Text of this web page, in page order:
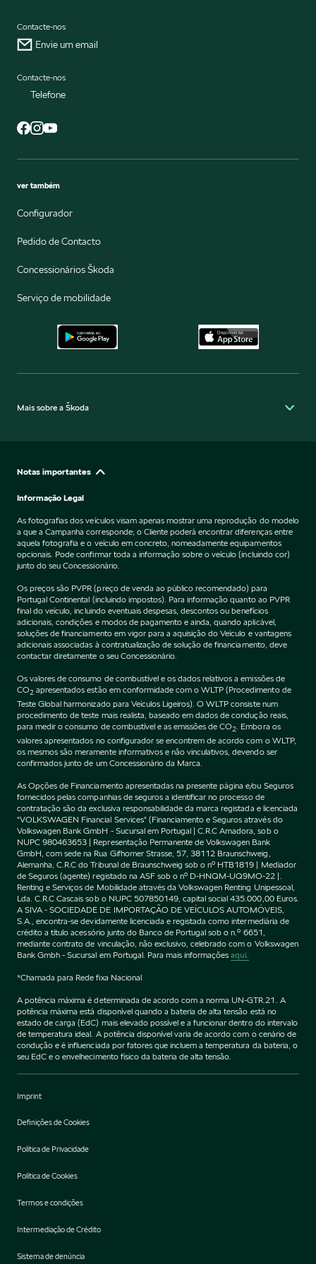
Contacte-nos
Envie um email
Contacte-nos
Telefone
ver também
Configurador
Pedido de Contacto
Concessionários Škoda
Serviço de mobilidade
Mais sobre a Škoda
Notas importantes
Informação Legal
As fotografias dos veículos visam apenas mostrar uma reprodução do modelo
a que a Campanha corresponde; o Cliente poderá encontrar diferenças entre
aquela fotografia e o veículo em concreto, nomeadamente equipamentos
opcionais. Pode confirmar toda a informação sobre o veículo (incluindo cor)
junto do seu Concessionário.
Os preços são PVPR (preço de venda ao público recomendado) para
Portugal Continental (incluindo impostos). Para informação quanto ao PVPR
final do veículo, incluindo eventuais despesas, descontos ou benefícios
adicionais, condições e modos de pagamento e ainda, quando aplicável,
soluções de financiamento em vigor para a aquisição do Veículo e vantagens
adicionais associadas à contratualização de solução de financiamento, deve
contactar diretamente o seu Concessionário.
Os valores de consumo de combustível e os dados relativos a emissões de
CO2 apresentados estão em conformidade com o WLTP (Procedimento de
Teste Global harmonizado para Veículos Ligeiros). O WLTP consiste num
procedimento de teste mais realista, baseado em dados de condução reais,
para medir o consumo de combustível e as emissões de CO2 . Embora os
valores apresentados no configurador se encontrem de acordo com o WLTP,
os mesmos são meramente informativos e não vinculativos, devendo ser
confirmados junto de um Concessionário da Marca.
As Opções de Financiamento apresentadas na presente página e/ou Seguros
fornecidos pelas companhias de seguros a identificar no processo de
contratação são da exclusiva responsabilidade da marca registada e licenciada
"VOLKSWAGEN Financial Services" (Financiamento e Seguros através do
Volkswagen Bank GmbH - Sucursal em Portugal | C.R.C Amadora, sob o
NUPC 980463653 | Representação Permanente de Volkswagen Bank
GmbH, com sede na Rua Gifhorner Strasse, 57, 38112 Braunschweig,
Alemanha, C.R.C do Tribunal de Braunschweig sob o nº HTB1819 | Mediador
de Seguros (agente) registado na ASF sob o nº D-HNQM-UQ9MO-22 |.
Renting e Serviços de Mobilidade através da Volkswagen Renting Unipessoal,
Lda. C.R.C Cascais sob o NUPC 507850149, capital social 435.000,00 Euros.
A SIVA - SOCIEDADE DE IMPORTAÇÃO DE VEÍCULOS AUTOMÓVEIS,
S.A., encontra-se devidamente licenciada e registada como intermediária de
crédito a título acessório junto do Banco de Portugal sob o n.º 6651,
mediante contrato de vinculação, não exclusivo, celebrado com o Volkswagen
Bank Gmbh - Sucursal em Portugal. Para mais informaçõesaqui.
*Chamada para Rede fixa Nacional
A potência máxima é determinada de acordo com a norma UN-GTR.21. A
potência máxima está disponível quando a bateria de alta tensão está no
estado de carga (EdC) mais elevado possível e a funcionar dentro do intervalo
de temperatura ideal. A potência disponível varia de acordo com o cenário de
condução e é influenciada por fatores que incluem a temperatura da bateria, o
seu EdC e o envelhecimento físico da bateria de alta tensão.
Imprint
Definições de Cookies
Política de Privacidade
Política de Cookies
Termos e condições
Intermediação de Crédito
Sistema de denúncia